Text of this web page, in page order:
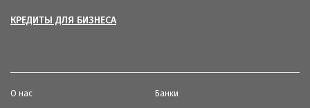
КРЕДИТЫ ДЛЯ БИЗНЕСА
О нас Банки